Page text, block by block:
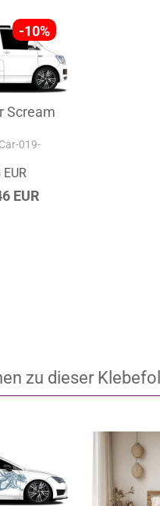
-10%
Scream
019-
EUR
zu dieser